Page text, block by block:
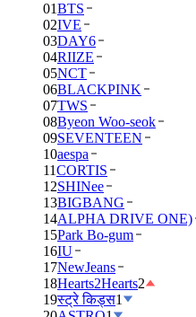
01BTS
02IVE
03DAY6
04RIIZE
05NCT
06BLACKPINK
07TWS
08Byeon Woo-seok
09SEVENTEEN
10aespa
11CORTIS
12SHINee
13BIGBANG
14ALPHA DRIVE ONE)
15Park Bo-gum
16IU
17NewJeans
18Hearts2Hearts2
19स्ट्रे किड्स1